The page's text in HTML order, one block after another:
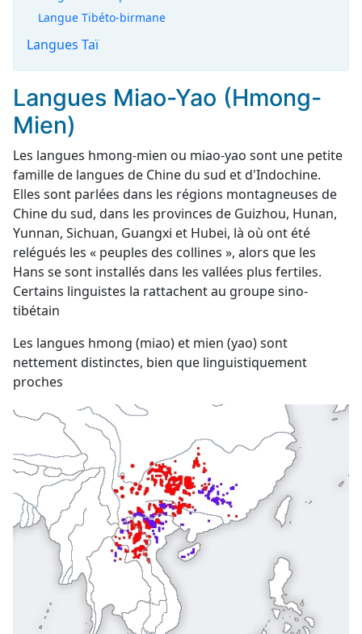
Langue Tibéto-birmane
Langues Taï
Langues Miao-Yao (Hmong-
Mien)
Les langues hmong-mien ou miao-yao sont une petite
famille de langues de Chine du sud et d'Indochine.
Elles sont parlées dans les régions montagneuses de
Chine du sud, dans les provinces de Guizhou, Hunan,
Yunnan, Sichuan, Guangxi et Hubei, là où ont été
relégués les « peuples des collines », alors que les
Hans se sont installés dans les vallées plus fertiles.
Certains linguistes la rattachent au groupe sino-
tibétain
Les langues hmong (miao) et mien (yao) sont
nettement distinctes, bien que linguistiquement
proches